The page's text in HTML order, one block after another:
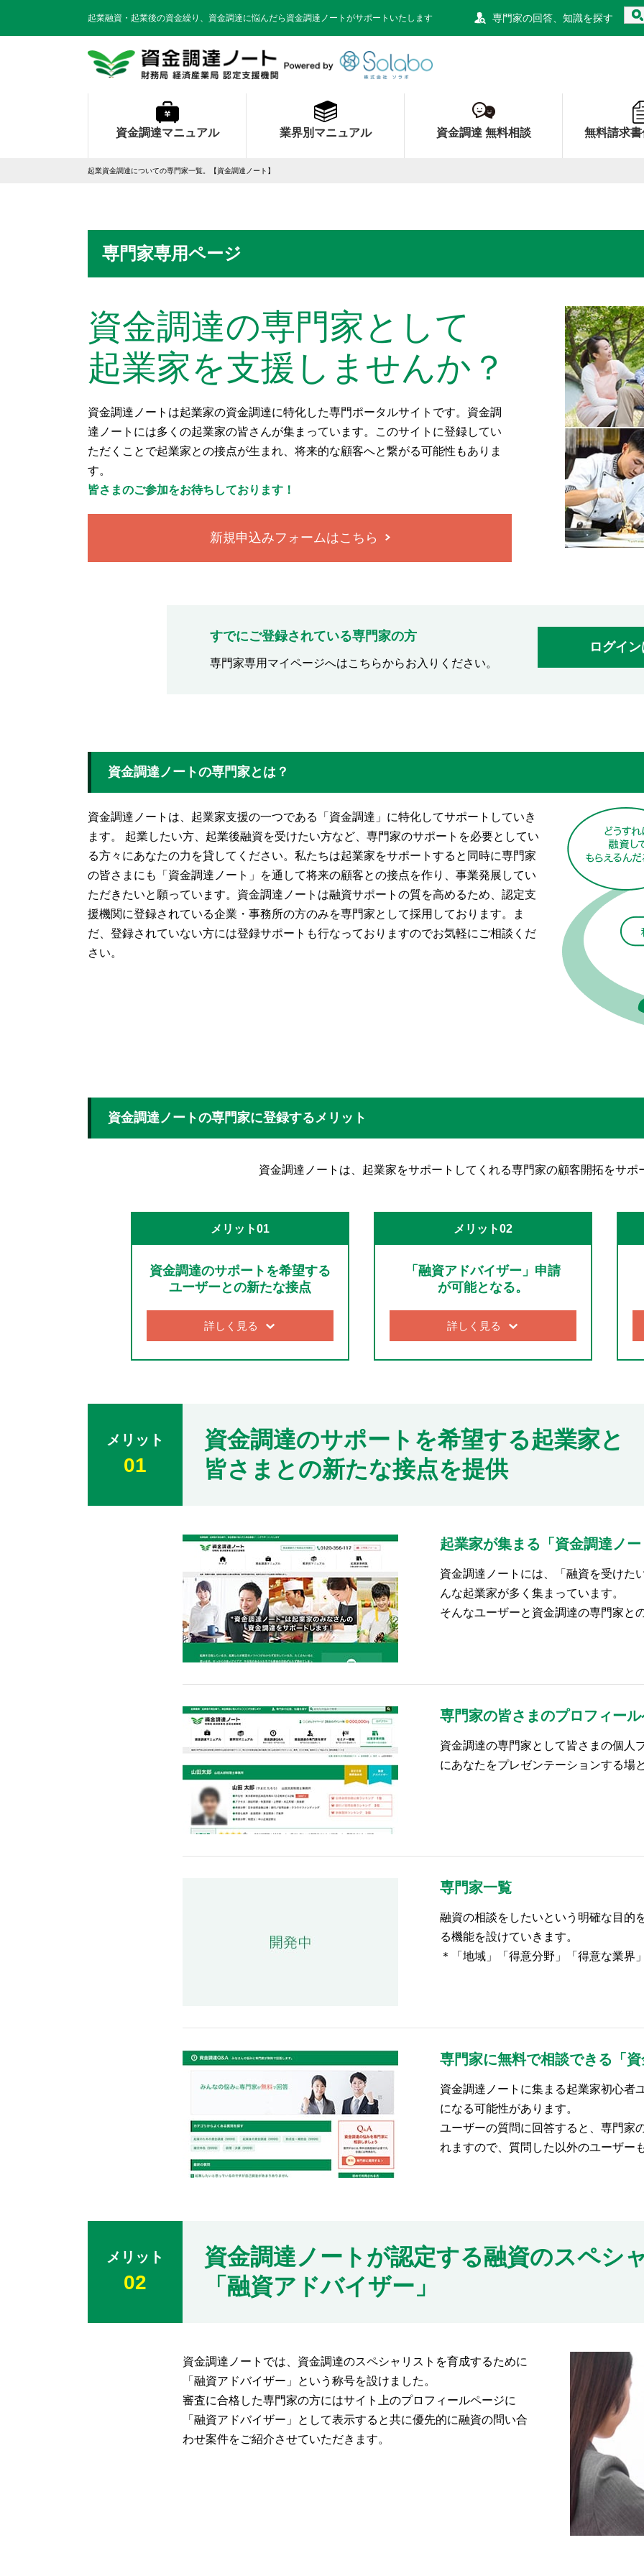
起業融資・起業後の資金繰り、資金調達に悩んだら資金調達ノートがサポートいたします 専門家の回答、知識を探す
資金調達マニュアル 業界別マニュアル 資金調達 無料相談 無料請求
起業資金調達についての専門家一覧。【資金調達ノート】
専門家専用ページ
資金調達の専門家として
起業家を支援しませんか？
資金調達ノートは起業家の資金調達に特化した専門ポータルサイトです。資金調
達ノートには多くの起業家の皆さんが集まっています。このサイトに登録してい
ただくことで起業家との接点が生まれ、将来的な顧客へと繋がる可能性もありま
す。
皆さまのご参加をお待ちしております！
新規申込みフォームはこちら
すでにご登録されている専門家の方
専門家専用マイページへはこちらからお入りください。
ログイ
資金調達ノートの専門家とは？
資金調達ノートは、起業家支援の一つである「資金調達」に特化してサポートしていき
ます。 起業したい方、起業後融資を受けたい方など、専門家のサポートを必要としてい
る方々にあなたの力を貸してください。私たちは起業家をサポートすると同時に専門家
の皆さまにも「資金調達ノート」を通して将来の顧客との接点を作り、事業発展してい
ただきたいと願っています。資金調達ノートは融資サポートの質を高めるため、認定支
援機関に登録されている企業・事務所の方のみを専門家として採用しております。ま
だ、登録されていない方には登録サポートも行なっておりますのでお気軽にご相談くだ
さい。
資金調達ノートの専門家に登録するメリット
資金調達ノートは、起業家をサポートしてくれる専門家の顧客開拓をサポ
メリット01
資金調達のサポートを希望する
ユーザーとの新たな接点
詳しく見る
メリット02
「融資アドバイザー」申請
が可能となる。
詳しく見る
メリット
01
資金調達のサポートを希望する起業家と
皆さまとの新たな接点を提供
起業家が集まる「資金調達ノ
資金調達ノートには、「融資を受け
んな起業家が多く集まっています。
そんなユーザーと資金調達の専門家と
専門家の皆さまのプロフィー
資金調達の専門家として皆さまの個人
にあなたをプレゼンテーションする場
専門家一覧
融資の相談をしたいという明確な目的
る機能を設けていきます。
＊「地域」「得意分野」「得意な業界
専門家に無料で相談できる「
資金調達ノートに集まる起業家初心者
になる可能性があります。
ユーザーの質問に回答すると、専門家
れますので、質問した以外のユーザー
メリット
02
資金調達ノートが認定する融資のスペシ
「融資アドバイザー」
資金調達ノートでは、資金調達のスペシャリストを育成するために
「融資アドバイザー」という称号を設けました。
審査に合格した専門家の方にはサイト上のプロフィールページに
「融資アドバイザー」として表示すると共に優先的に融資の問い合
わせ案件をご紹介させていただきます。